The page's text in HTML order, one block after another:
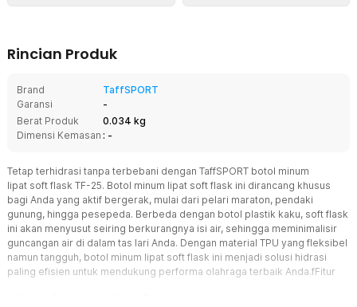
Rincian Produk
Brand
TaffSPORT
Garansi
-
Berat Produk
0.034 kg
Dimensi Kemasan : -
Tetap terhidrasi tanpa terbebani dengan TaffSPORT botol minum
lipat soft flask TF-25. Botol minum lipat soft flask ini dirancang khusus
bagi Anda yang aktif bergerak, mulai dari pelari maraton, pendaki
gunung, hingga pesepeda. Berbeda dengan botol plastik kaku, soft flask
ini akan menyusut seiring berkurangnya isi air, sehingga meminimalisir
guncangan air di dalam tas lari Anda. Dengan material TPU yang fleksibel
namun tangguh, botol minum lipat soft flask ini menjadi solusi hidrasi
paling efisien untuk mendukung performa olahraga terbaik Anda.fFitur